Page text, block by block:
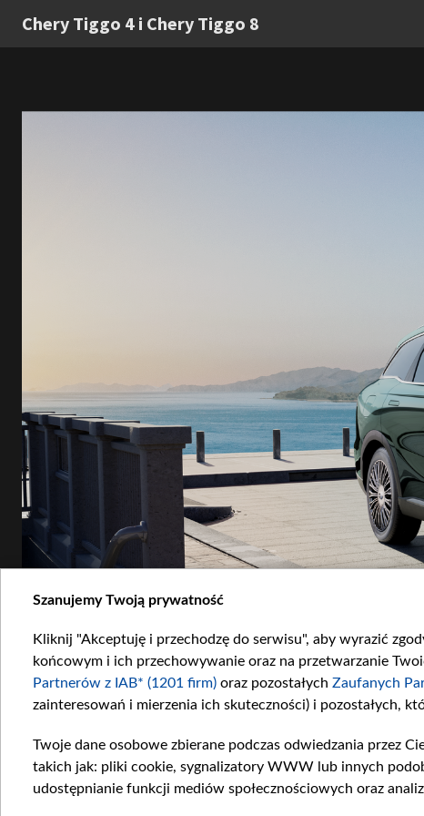
Chery Tiggo 4 i Chery Tiggo 8
003.png
Szanujemy Twoją prywatność
Kliknij "Akceptuję i przechodzę do serwisu", aby wyrazić
końcowym i ich przechowywanie oraz na przetwarzanie
Partnerów z IAB* (1201 firm) oraz pozostałych Zaufanych
zainteresowań i mierzenia ich skuteczności) i pozostałych,
Twoje dane osobowe zbierane podczas odwiedzania przez
takich jak: pliki cookie, sygnalizatory WWW lub innych
udostępnianie funkcji mediów społecznościowych oraz